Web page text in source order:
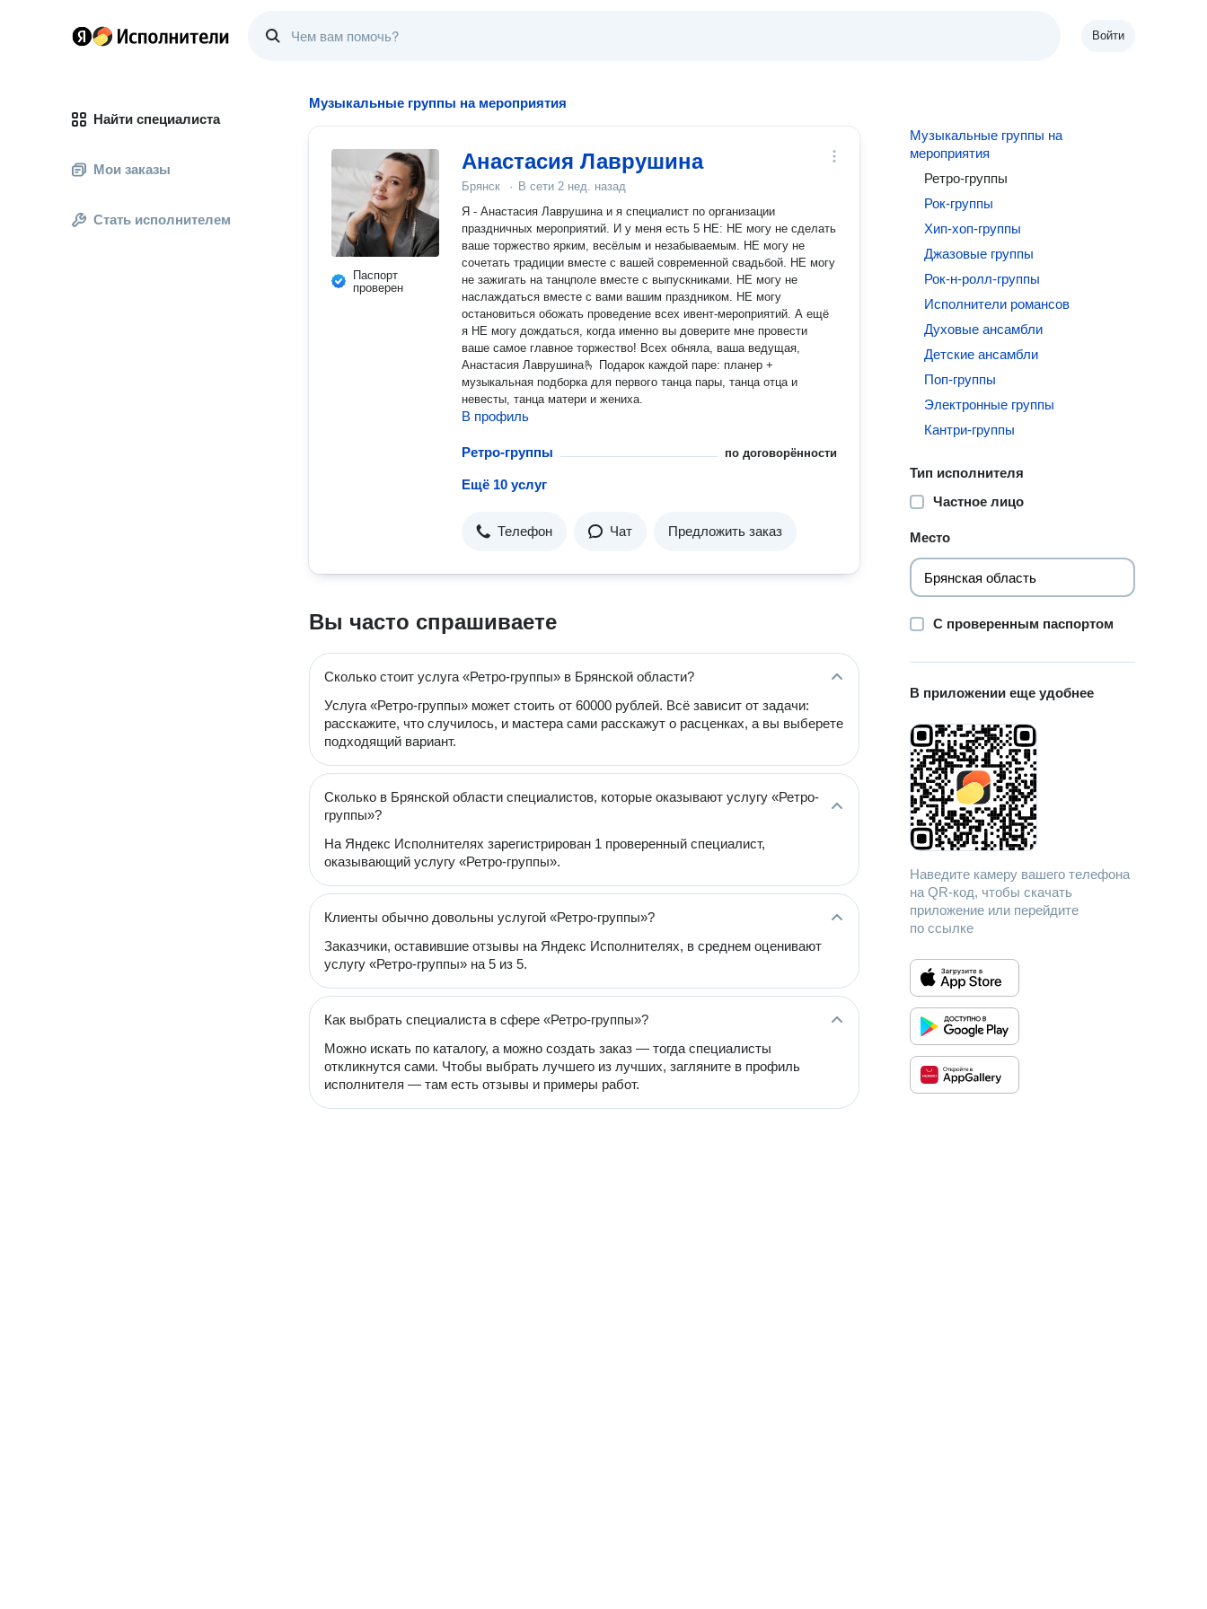
Войти
Найти специалиста
Мои заказы
Стать исполнителем
Музыкальные группы на мероприятия
Паспорт
проверен
Анастасия Лаврушина
Брянск · В сети 2 нед. назад
Я - Анастасия Лаврушина и я специалист по организации
праздничных мероприятий. И у меня есть 5 НЕ: НЕ могу не сделать
ваше торжество ярким, весёлым и незабываемым. НЕ могу не
сочетать традиции вместе с вашей современной свадьбой. НЕ могу
не зажигать на танцполе вместе с выпускниками. НЕ могу не
наслаждаться вместе с вами вашим праздником. НЕ могу
остановиться обожать проведение всех ивент-мероприятий. А ещё
я НЕ могу дождаться, когда именно вы доверите мне провести
ваше самое главное торжество! Всех обняла, ваша ведущая,
Анастасия Лаврушина🫰 Подарок каждой паре: планер +
музыкальная подборка для первого танца пары, танца отца и
невесты, танца матери и жениха.
В профиль
Ретро-группы по договорённости
Ещё 10 услуг
Телефон Чат Предложить заказ
Вы часто спрашиваете
Сколько стоит услуга «Ретро-группы» в Брянской области?
Услуга «Ретро-группы» может стоить от 60000 рублей. Всё зависит от задачи:
расскажите, что случилось, и мастера сами расскажут о расценках, а вы выберете
подходящий вариант.
Сколько в Брянской области специалистов, которые оказывают услугу «Ретро-
группы»?
На Яндекс Исполнителях зарегистрирован 1 проверенный специалист,
оказывающий услугу «Ретро-группы».
Клиенты обычно довольны услугой «Ретро-группы»?
Заказчики, оставившие отзывы на Яндекс Исполнителях, в среднем оценивают
услугу «Ретро-группы» на 5 из 5.
Как выбрать специалиста в сфере «Ретро-группы»?
Можно искать по каталогу, а можно создать заказ — тогда специалисты
откликнутся сами. Чтобы выбрать лучшего из лучших, загляните в профиль
исполнителя — там есть отзывы и примеры работ.
Музыкальные группы на
мероприятия
Ретро-группы
Рок-группы
Хип-хоп-группы
Джазовые группы
Рок-н-ролл-группы
Исполнители романсов
Духовые ансамбли
Детские ансамбли
Поп-группы
Электронные группы
Кантри-группы
Тип исполнителя
Частное лицо
Место
С проверенным паспортом
В приложении еще удобнее
Наведите камеру вашего телефона
на QR-код, чтобы скачать
приложение или перейдите
по ссылке